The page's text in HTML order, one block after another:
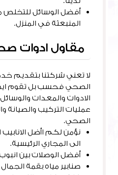
أفضل الوسائل للتخلص
المنبعثة في المنزل.
مقاول ادوات
لا تعني شركتنا بتقديم
الصحي فحسب بل تقوم
الادوات والمعدات والوسائل
عمليات التركيب والصيانة
الصحي.
نؤمن لكم اأضل
الى المجاري الرئيسية.
أفضل الوصلات بين
صنابير مياه بقمة